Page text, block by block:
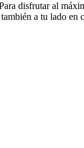
disfrutar al
a tu lado